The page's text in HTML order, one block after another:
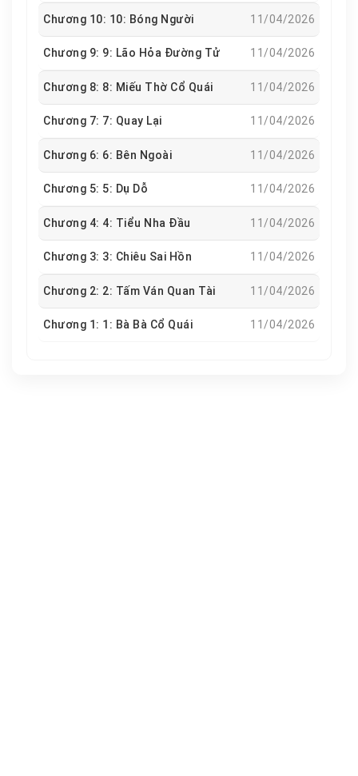
Chương 10: 10: Bóng Người 11/04/2026
Chương 9: 9: Lão Hỏa Đường Tử 11/04/2026
Chương 8: 8: Miếu Thờ Cổ Quái 11/04/2026
Chương 7: 7: Quay Lại 11/04/2026
Chương 6: 6: Bên Ngoài 11/04/2026
Chương 5: 5: Dụ Dỗ 11/04/2026
Chương 4: 4: Tiểu Nha Đầu 11/04/2026
Chương 3: 3: Chiêu Sai Hồn 11/04/2026
Chương 2: 2: Tấm Ván Quan Tài 11/04/2026
Chương 1: 1: Bà Bà Cổ Quái 11/04/2026